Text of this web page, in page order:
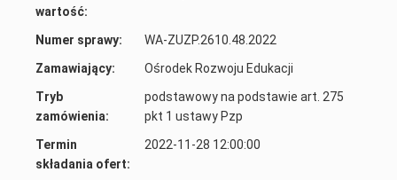
wartość:
Numer sprawy:
WA-ZUZP.2610.48.2022
Zamawiający:
Ośrodek Rozwoju Edukacji
Tryb
zamówienia:
podstawowy na podstawie art. 275
pkt 1 ustawy Pzp
Termin
składania ofert:
2022-11-28 12:00:00